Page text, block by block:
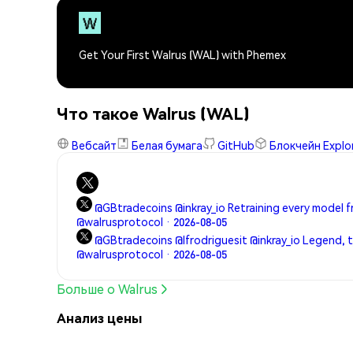
Get Your First Walrus (WAL) with Phemex
Что такое Walrus (WAL)
Вебсайт Белая бумага GitHub Блокчейн
@GBtradecoins @inkray_io Retraining every model
@walrusprotocol · 2026-08-05
@GBtradecoins @lfrodriguesit @inkray_io Legend,
@walrusprotocol · 2026-08-05
Больше о Walrus
Анализ цены